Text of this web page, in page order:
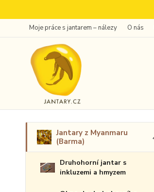
Moje práce s jantarem – nálezy O nás
Jantary z Myanmaru
(Barma)
Druhohorní jantar s
inkluzemi a hmyzem